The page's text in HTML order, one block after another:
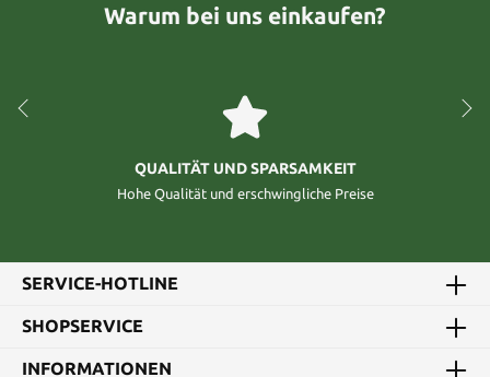
Warum bei uns einkaufen?
QUALITÄT UND SPARSAMKEIT
Hohe Qualität und erschwingliche Preise
SERVICE-HOTLINE
SHOPSERVICE
INFORMATIONEN